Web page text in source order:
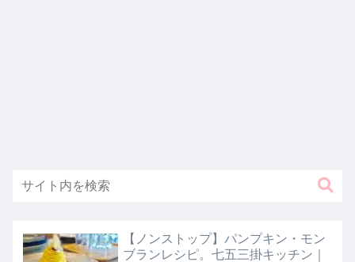
【ノンストップ】パンプキン・モン
ブランレシピ。七五三掛キッチン｜